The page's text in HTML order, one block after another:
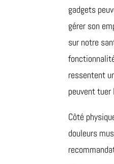
gadgets
gérer son
sur notre
ressentent
peuvent tuer
Côté
douleurs